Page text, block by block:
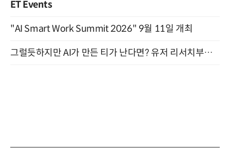
ET Events
"AI Smart Work Summit 2026" 9월 11일 개최
그럴듯하지만 AI가 만든 티가 난다면? 유저 리서치부터 배포까지! (9/15)